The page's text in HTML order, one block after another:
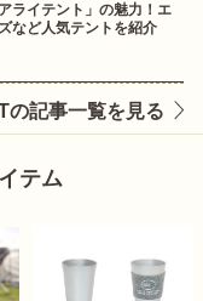
ライテント」の魅力！エ
など人気テントを紹介
の記事一覧を見る
テム